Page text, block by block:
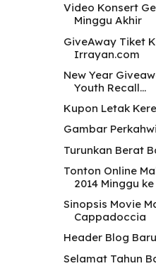
Video Konsert
Minggu Akhir
GiveAway Tiket
Irrayan.com
New Year
Youth Recall...
Kupon Letak
Gambar
Turunkan Berat
Tonton Online
2014 Minggu ke
Sinopsis Movie
Cappadoccia
Header Blog
Selamat Tahun